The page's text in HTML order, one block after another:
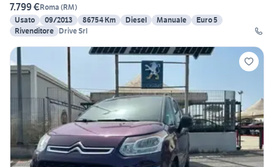
7.799 €Roma (RM)
Usato
09/2013 86754 Km Diesel Manuale
Euro 5
Rivenditore Drive Srl